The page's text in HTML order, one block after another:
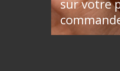
Huile
&
sur votre